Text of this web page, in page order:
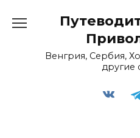
Венгрия, Сербия,
другие